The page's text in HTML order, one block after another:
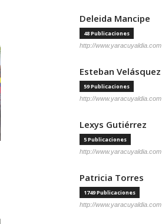
Deleida Mancipe
48 Publicaciones
http://www.yaracuyaldia.com
Esteban Velásquez
59 Publicaciones
http://www.yaracuyaldia.com
Lexys Gutiérrez
5 Publicaciones
http://www.yaracuyaldia.com
Patricia Torres
1749 Publicaciones
http://www.yaracuyaldia.com